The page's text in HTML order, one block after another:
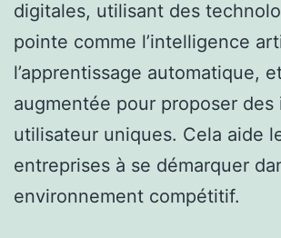
digitales, utilisant des
pointe comme l’intelligence
l’apprentissage automatique,
augmentée pour proposer
utilisateur uniques. Cela aide
entreprises à se démarquer
environnement compétitif.